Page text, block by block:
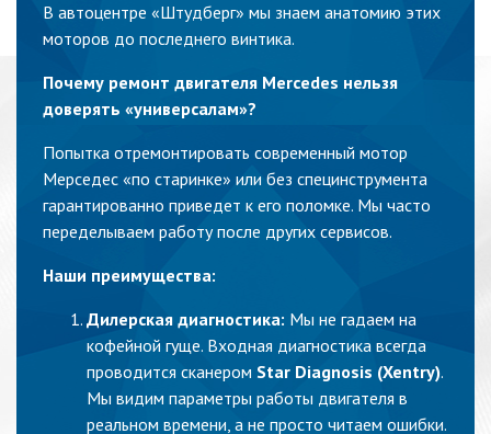
В автоцентре «Штудберг» мы знаем анатомию этих
моторов до последнего винтика.
Почему ремонт двигателя Mercedes нельзя
доверять «универсалам»?
Попытка отремонтировать современный мотор
Мерседес «по старинке» или без специнструмента
гарантированно приведет к его поломке. Мы часто
переделываем работу после других сервисов.
Наши преимущества:
Дилерская диагностика: Мы не гадаем на
кофейной гуще. Входная диагностика всегда
проводится сканером Star Diagnosis (Xentry).
Мы видим параметры работы двигателя в
реальном времени, а не просто читаем ошибки.